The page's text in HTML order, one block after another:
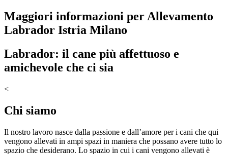
Maggiori informazioni per Allevamento
Labrador Istria Milano
Labrador: il cane più affettuoso e
amichevole che ci sia
<
Chi siamo
Il nostro lavoro nasce dalla passione e dall’amore per i cani che qui
vengono allevati in ampi spazi in maniera che possano avere tutto lo
spazio che desiderano. Lo spazio in cui i cani vengono allevati è